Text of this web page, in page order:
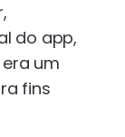
do app,
um
fins